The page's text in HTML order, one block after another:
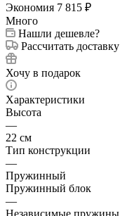
Экономия 7 815 ₽
Много
Нашли дешевле?
Рассчитать доставку
Хочу в подарок
Характеристики
Высота
—
22 см
Тип конструкции
—
Пружинный
Пружинный блок
—
Независимые пружины